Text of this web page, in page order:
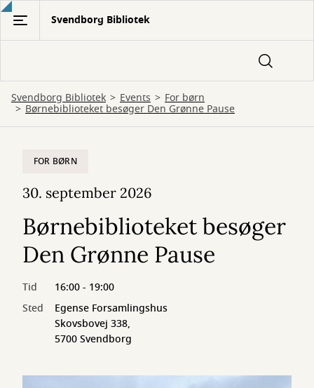
Gå
hovedindhold
Svendborg Bibliotek
Svendborg Bibliotek Events For børn
Børnebiblioteket besøger Den Grønne Pause
FOR BØRN
30. september 2026
Børnebiblioteket besøger
Den Grønne Pause
Tid
16:00 - 19:00
Sted
Egense Forsamlingshus
Skovsbovej 338,
5700 Svendborg